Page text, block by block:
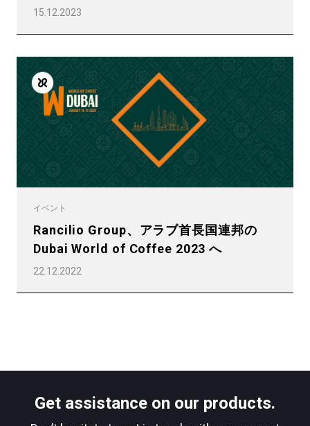
15.12.2023
イベント
Rancilio Group、アラブ首長国連邦の
Dubai World of Coffee 2023 へ
22.12.2022
Get assistance on our products.